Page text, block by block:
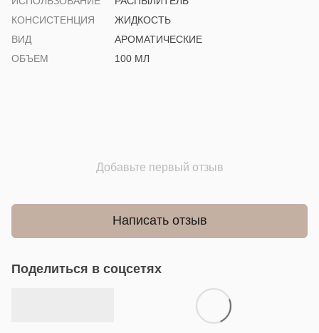
КОНСИСТЕНЦИЯ
ЖИДКОСТЬ
ВИД
АРОМАТИЧЕСКИЕ
ОБЪЕМ
100 МЛ
Добавьте первый отзыв
Написать отзыв
Поделиться в соцсетях